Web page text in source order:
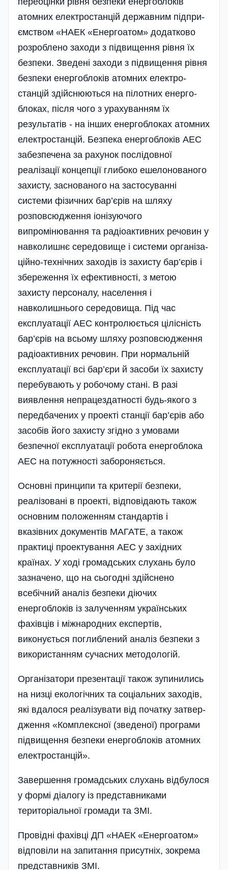
атомних елек­тро­станцій державним підпри­
ємством «НАЕК «Енергоатом» додатково
розроблено заходи з підвищення рівня їх
безпеки. Зведе­ні заходи з підвищення рівня
безпе­ки енерго­блоків атомних електро­
станцій здійснюються на пілотних енерго­
блоках, після чого з урахуван­ням їх
результатів - на інших енергоблоках атомних
електро­станцій. Безпека енергоблоків АЕС
забезпечена за рахунок послідовної
реалізації концепції глибоко ешелонованого
захисту, заснованого на застосуванні
системи фізичних бар’єрів на шляху
розповсю­дження іонізуючого
випромінювання та радіоактивних речовин у
навколишнє середовище і системи орга­ніза­
ційно-технічних заходів із за­хисту бар’єрів і
збереження їх ефективності, з метою
захисту персоналу, населення і
навколишнього се­редовища. Під час
експлуатації АЕС контролюється цілісність
бар’єрів на всьому шляху розповсюдження
радіоактивних речовин. При нормальній
експлуатації всі бар’єри й засоби їх захисту
перебувають у робочому стані. В разі
виявлення непрацездатності будь-якого з
перед­бачених у проекті станції бар’єрів або
засобів його захисту згідно з умовами
безпечної експлуатації робота енергоблока
АЕС на потужності забороняється.
Основні принципи та критерії безпеки,
реалізовані в проекті, відповідають також
основним положенням стандартів і
вказівних документів МАГАТЕ, а також
практиці проектування АЕС у західних
країнах. У ході громадських слухань було
зазначено, що на сьогодні здійснено
всебічний аналіз безпеки діючих
енергоблоків із залученням українських
фахівців і міжнародних експертів,
виконується поглиблений аналіз безпеки з
використанням сучасних методологій.
Організатори презентації також зупинились
на низці екологічних та соціальних заходів,
які вдалося реалі­зувати від початку затвер­
дження «Комплексної (зведеної) програми
підвищення безпеки енергоблоків атомних
електро­станцій».
Завершення громадських слухань від­булося
у формі діалогу із представниками
територіальної громади та ЗМІ.
Провідні фахівці ДП «НАЕК «Енерго­атом»
відповіли на запитання присутніх, зокрема
представників ЗМІ.